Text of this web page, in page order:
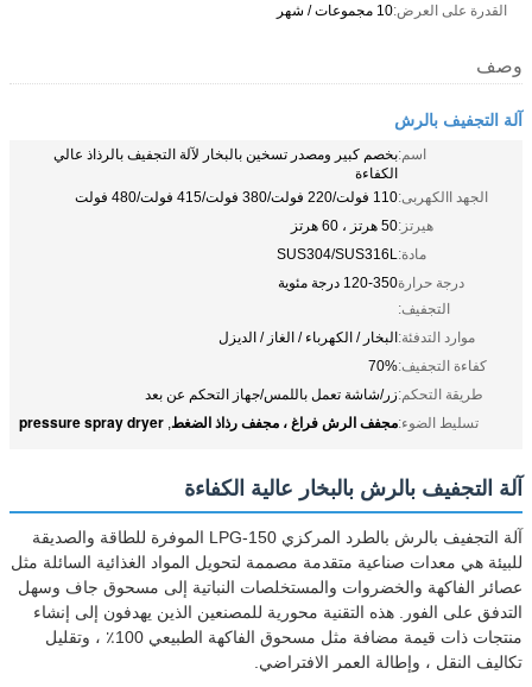
القدرة على العرض:10 مجموعات / شهر
وصف
آلة التجفيف بالرش
اسم:بخصم كبير ومصدر تسخين بالبخار لآلة التجفيف بالرذاذ عالي
الكفاءة
الجهد االكهربى:110 فولت/220 فولت/380 فولت/415 فولت/480 فولت
هيرتز:50 هرتز ، 60 هرتز
مادة:SUS304/SUS316L
درجة حرارة
التجفيف:
120-350 درجة مئوية
موارد التدفئة:البخار / الكهرباء / الغاز / الديزل
كفاءة التجفيف:70%
طريقة التحكم:زر/شاشة تعمل باللمس/جهاز التحكم عن بعد
تسليط الضوء:مجفف الرش فراغ ، مجفف رذاذ الضغط,
pressure spray dryer
آلة التجفيف بالرش بالبخار عالية الكفاءة
آلة التجفيف بالرش بالطرد المركزي LPG-150 الموفرة للطاقة والصديقة
للبيئة هي معدات صناعية متقدمة مصممة لتحويل المواد الغذائية السائلة مثل
عصائر الفاكهة والخضروات والمستخلصات النباتية إلى مسحوق جاف وسهل
التدفق على الفور. هذه التقنية محورية للمصنعين الذين يهدفون إلى إنشاء
منتجات ذات قيمة مضافة مثل مسحوق الفاكهة الطبيعي 100٪ ، وتقليل
تكاليف النقل ، وإطالة العمر الافتراضي.